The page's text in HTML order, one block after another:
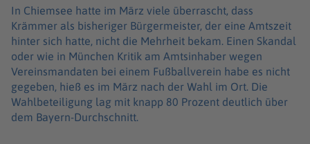
In Chiemsee hatte im März viele überrascht, dass
Krämmer als bisheriger Bürgermeister, der eine Amtszeit
hinter sich hatte, nicht die Mehrheit bekam. Einen Skandal
oder wie in München Kritik am Amtsinhaber wegen
Vereinsmandaten bei einem Fußballverein habe es nicht
gegeben, hieß es im März nach der Wahl im Ort. Die
Wahlbeteiligung lag mit knapp 80 Prozent deutlich über
dem Bayern-Durchschnitt.